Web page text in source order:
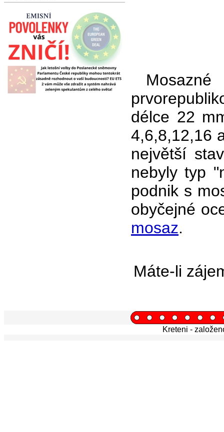
délce 22
4,6,8,12,16
největší
nebyly typ
podnik s
obyčejné
mosaz.
Máte-li
Kreteni -